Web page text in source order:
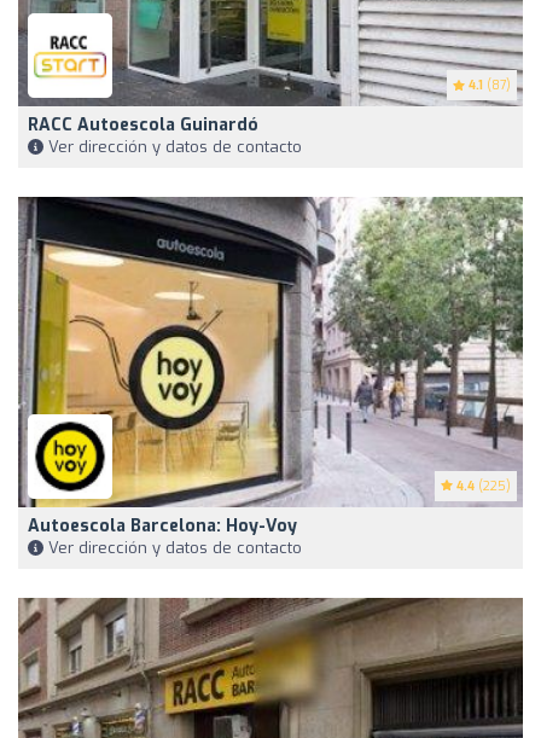
4.1 (87)
RACC Autoescola Guinardó
Ver dirección y datos de contacto
4.4 (225)
Autoescola Barcelona: Hoy-Voy
Ver dirección y datos de contacto